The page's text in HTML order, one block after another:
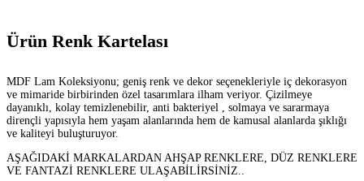
Ürün Renk Kartelası
MDF Lam Koleksiyonu; geniş renk ve dekor seçenekleriyle iç dekorasyon
ve mimaride birbirinden özel tasarımlara ilham veriyor. Çizilmeye
dayanıklı, kolay temizlenebilir, anti bakteriyel , solmaya ve sararmaya
dirençli yapısıyla hem yaşam alanlarında hem de kamusal alanlarda şıklığı
ve kaliteyi buluşturuyor.
AŞAĞIDAKİ MARKALARDAN AHŞAP RENKLERE, DÜZ RENKLERE
VE FANTAZİ RENKLERE ULAŞABİLİRSİNİZ..